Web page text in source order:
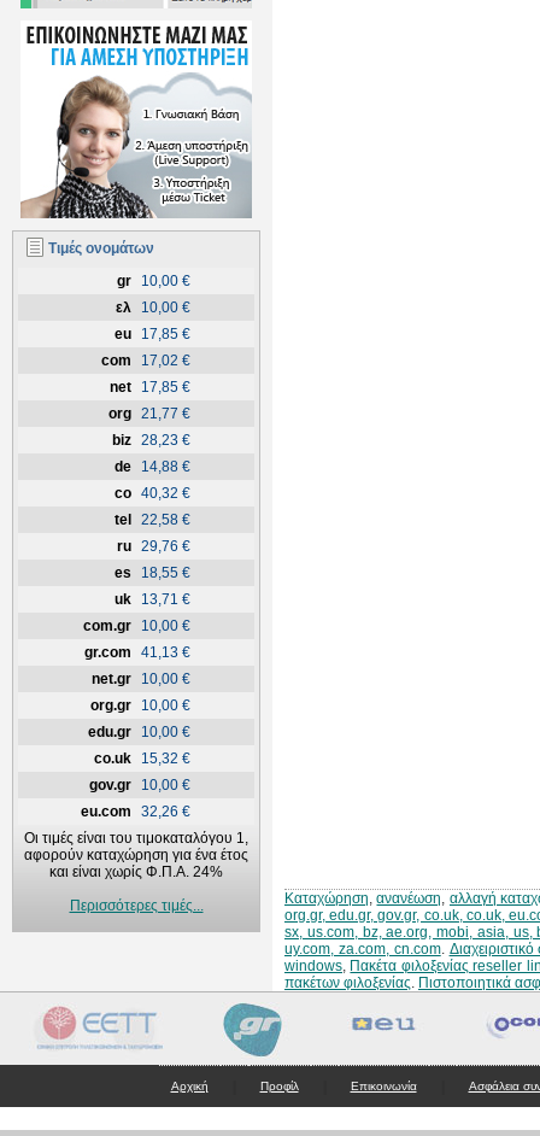
Τιμές ονομάτων
gr
10,00 €
ελ
10,00 €
eu
17,85 €
com
17,02 €
net
17,85 €
org 21,77 €
biz 28,23 €
de
14,88 €
co 40,32 €
tel
22,58 €
ru 29,76 €
es
18,55 €
uk
13,71 €
com.gr
10,00 €
gr.com
41,13 €
net.gr
10,00 €
org.gr
10,00 €
edu.gr
10,00 €
co.uk
15,32 €
gov.gr
10,00 €
eu.com
32,26 €
Οι τιμές είναι του τιμοκαταλόγου 1,
αφορούν καταχώρηση για ένα έτος
και είναι χωρίς Φ.Π.Α. 24%
Περισσότερες τιμές...
Καταχώρηση,ανανέωση, αλλαγή
org.gr, edu.gr, gov.gr, co.uk, co.uk,
sx, us.com, bz, ae.org, mobi, asia, us,
uy.com, za.com, cn.com.
windows, Πακέτα φιλοξενίας reseller
πακέτων φιλοξενίας. Πιστοποιητικά
Αρχική Προφίλ Επικοινωνία Ασφάλεια